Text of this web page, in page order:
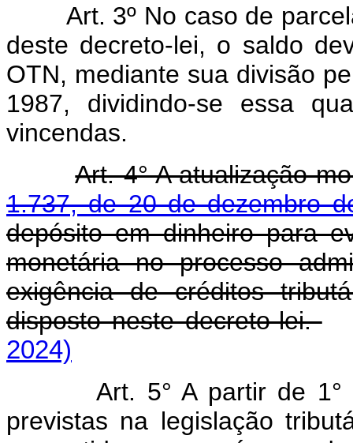
Art. 3º No caso de
deste decreto-lei, o saldo
OTN, mediante sua divisão
1987, dividindo-se essa
vincendas.
Art. 4° A atualização
1.737, de 20 de dezembro
depósito em dinheiro para
monetária no processo
exigência de créditos
disposto neste decreto-lei.
2024)
Art. 5° A partir de
previstas na legislação